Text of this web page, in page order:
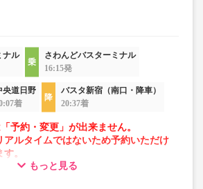
ナル
さわんどバスターミナル
16:15発
央道日野
着
バスタ新宿（南口・降車）
20:37着
予約・変更」が出来ません。
アルタイムではないため予約いただけ
。
更となる場合がございます。これに伴
もっと見る